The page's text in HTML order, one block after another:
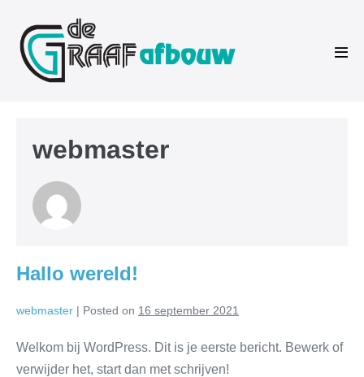
content
webmaster
Hallo wereld!
webmaster | Posted on 16 september 2021
Welkom bij WordPress. Dit is je eerste bericht. Bewerk of
verwijder het, start dan met schrijven!